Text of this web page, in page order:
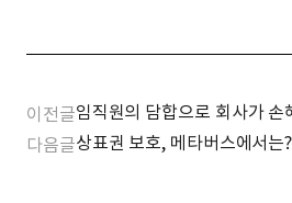
이전글임직원의 담합으로 회사가 손
대표이사는 손해배상책임을 져
다음글상표권 보호, 메타버스에서는?